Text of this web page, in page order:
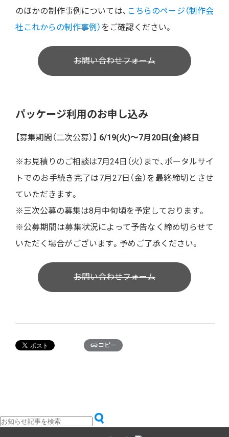
のほかの制作事例については、 こちらのページ（制作会
社これからの制作事例） をご確認ください。
お問い合わせフォーム
パッケージ利用のお申し込み
【募集期間（二次公募）】 6/19(火)～7月20日(金)終日
※お見積りのご相談は7月24日（火）まで、ポータルサイ
トでのお手続き完了は7月27日（金）を最終締切とさせ
ていただきます。
※三次公募の募集は8月中旬頃を予定しております。
※公募期間は募集状況によって予告なく締め切らせて
いただく場合がございます。予めご了承ください。
お問い合わせフォーム
コピー